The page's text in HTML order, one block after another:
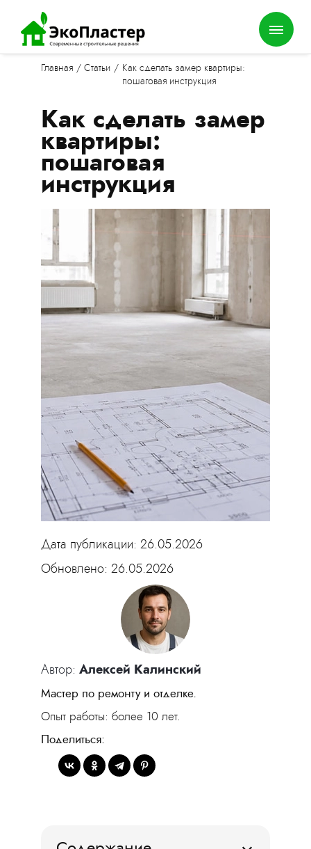
Главная / Статьи / Как сделать замер квартиры:
пошаговая инструкция
Как сделать замер
квартиры:
пошаговая
инструкция
Дата публикации: 26.05.2026
Обновлено: 26.05.2026
Автор: Алексей Калинский
Мастер по ремонту и отделке.
Опыт работы: более 10 лет.
Поделиться: